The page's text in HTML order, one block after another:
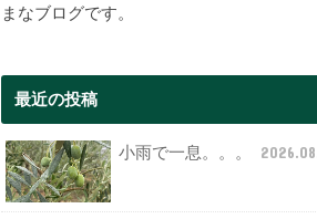
まなブログです。
最近の投稿
小雨で一息。。。